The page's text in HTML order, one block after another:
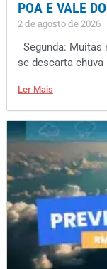
POA E VALE
2 de agosto de 2026
Segunda: Muitas
se descarta
Ler Mais